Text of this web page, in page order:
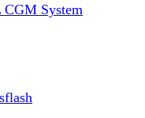
System